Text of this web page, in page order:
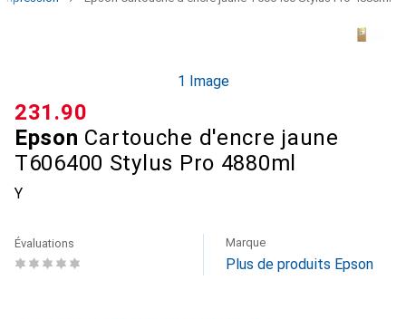
1 Image
Epson Cartouche d'encre jaune
T606400 Stylus Pro 4880ml
Y
CHF
231.90
Évaluations Marque
Plus de produits Epson